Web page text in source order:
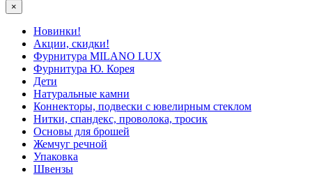
×
Новинки!
Акции, скидки!
Фурнитура MILANO LUX
Фурнитура Ю. Корея
Дети
Натуральные камни
Коннекторы, подвески с ювелирным стеклом
Нитки, спандекс, проволока, тросик
Основы для брошей
Жемчуг речной
Упаковка
Швензы